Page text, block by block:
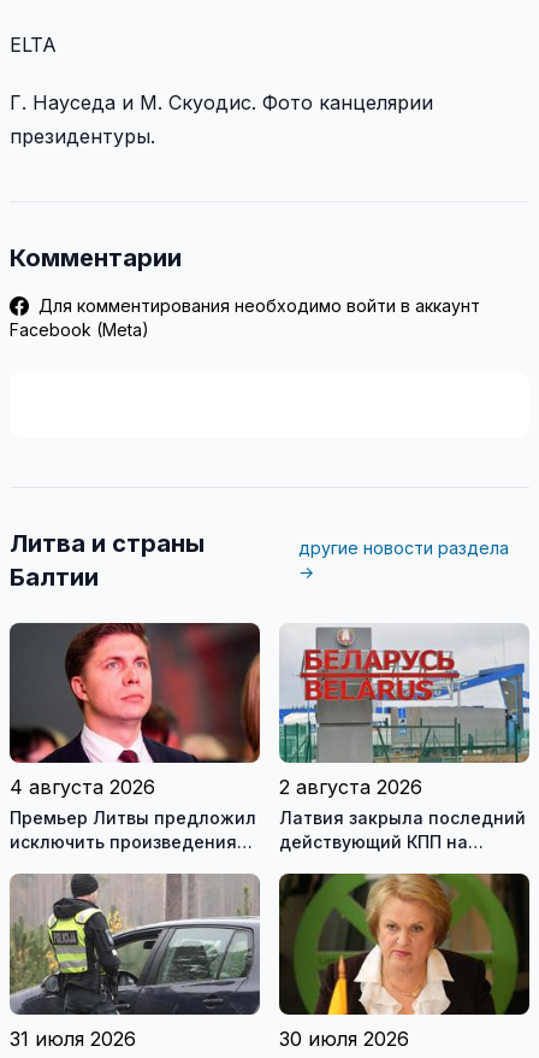
ELTA
Г. Науседа и М. Скуодис. Фото канцелярии
президентуры.
Комментарии
Для комментирования необходимо войти в аккаунт
Facebook (Meta)
Литва и страны
Балтии
другие новости раздела
→
4 августа 2026
Премьер Литвы предложил
исключить произведения
рекомендуемой
литературы
2 августа 2026
Латвия закрыла последний
действующий КПП на
31 июля 2026 30 июля 2026